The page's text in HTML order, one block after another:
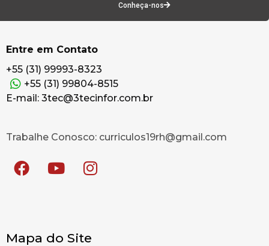
Conheça-nos
Entre em Contato
+55 (31) 99993-8323
+55 (31) 99804-8515
E-mail: 3tec@3tecinfor.com.br
Trabalhe Conosco: curriculos19rh@gmail.com
Mapa do Site